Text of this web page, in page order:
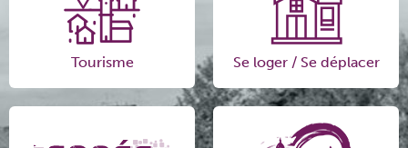
Tourisme Se loger / Se déplacer